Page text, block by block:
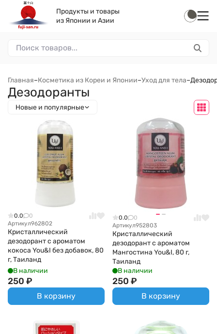
Продукты и товары
из Японии и Азии
Главная–Косметика из Кореи и Японии–Уход для тела–
Дезодоранты
Новые и популярные
0.0
0
Артикул962802
Кристаллический
дезодорант с ароматом
кокоса You&I без добавок, 80
г, Таиланд
В наличии
250 ₽
В корзину
0.0
0
Артикул952803
Кристаллический
дезодорант с ароматом
Мангостина You&I, 80 г,
Таиланд
В наличии
250 ₽
В корзину